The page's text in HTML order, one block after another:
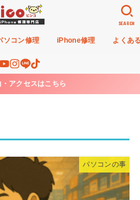
ソコン修理 iPhone修理 よくあ
SEARCH
アクセスはこちら
パソコンの事